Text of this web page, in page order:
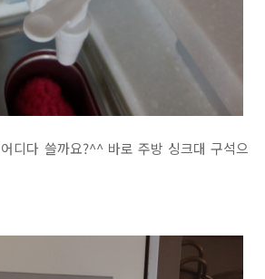
디다 쓸까요?^^ 바로 주방 싱크대 구석으